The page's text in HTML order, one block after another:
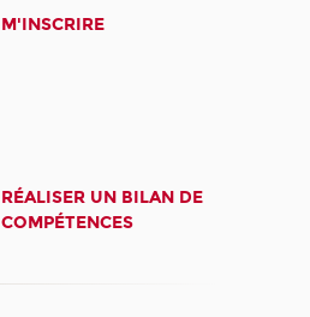
M'INSCRIRE
RÉALISER UN BILAN DE
COMPÉTENCES